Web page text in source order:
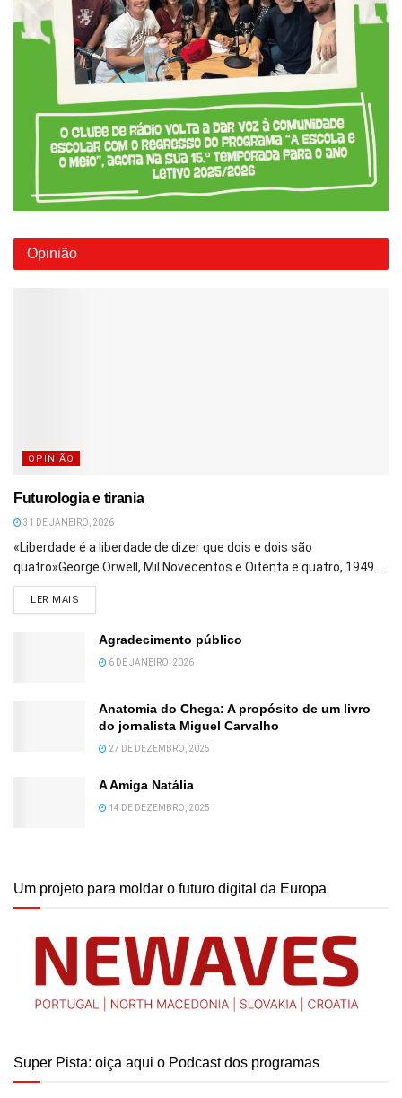
Opinião
OPINIÃO
Futurologia e tirania
31 DE JANEIRO, 2026
«Liberdade é a liberdade de dizer que dois e dois são
quatro»George Orwell, Mil Novecentos e Oitenta e quatro, 1949...
LER MAIS
Agradecimento público
6 DE JANEIRO, 2026
Anatomia do Chega: A propósito de um livro
do jornalista Miguel Carvalho
27 DE DEZEMBRO, 2025
A Amiga Natália
14 DE DEZEMBRO, 2025
Um projeto para moldar o futuro digital da Europa
Super Pista: oiça aqui o Podcast dos programas